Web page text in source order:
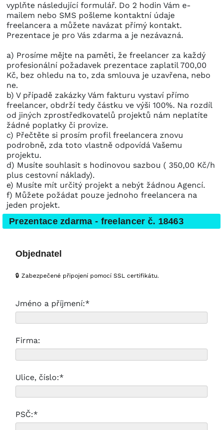
vyplňte následující formulář. Do 2 hodin Vám e-
mailem nebo SMS pošleme kontaktní údaje
freelancera a můžete navázat přímý kontakt.
Prezentace je pro Vás zdarma a je nezávazná.
a) Prosíme mějte na paměti, že freelancer za každý
profesionální požadavek prezentace zaplatil 700,00
Kč, bez ohledu na to, zda smlouva je uzavřena, nebo
ne.
b) V případě zakázky Vám fakturu vystaví přímo
freelancer, obdrží tedy částku ve výši 100%. Na rozdíl
od jiných zprostředkovatelů projektů nám neplatíte
žádné poplatky či provize.
c) Přečtěte si prosím profil freelancera znovu
podrobně, zda toto vlastně odpovídá Vašemu
projektu.
d) Musíte souhlasit s hodinovou sazbou ( 350,00 Kč/h
plus cestovní náklady).
e) Musíte mít určitý projekt a nebýt žádnou Agencí.
f) Můžete požádat pouze jednoho freelancera na
jeden projekt.
Prezentace zdarma - freelancer č. 18463
Objednatel
🔒 Zabezpečené připojení pomocí SSL certifikátu.
Jméno a příjmení:*
Firma:
Ulice, číslo:*
PSČ:*